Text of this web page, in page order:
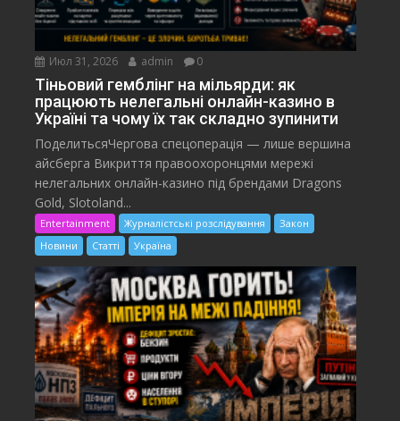
Июл 31, 2026 admin 0
Тіньовий гемблінг на мільярди: як
працюють нелегальні онлайн-казино в
Україні та чому їх так складно зупинити
ПоделитьсяЧергова спецоперація — лише вершина
айсберга Викриття правоохоронцями мережі
нелегальних онлайн-казино під брендами Dragons
Gold, Slotoland...
Entertainment Журналістські розслідування
Закон
Новини
Статті Україна